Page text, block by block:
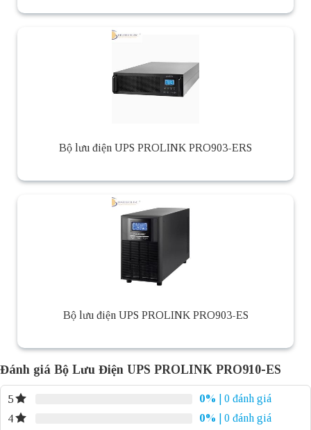
Bộ lưu điện UPS PROLINK PRO903-ERS
Bộ lưu điện UPS PROLINK PRO903-ES
Đánh giá Bộ Lưu Điện UPS PROLINK PRO910-ES
5 0%
| 0 đánh giá
4
0%
| 0 đánh giá